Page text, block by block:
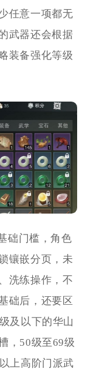
任意一项都无
武器还会根据
装备强化等级
础门槛，角色
镶嵌分页，未
洗练操作，不
础后，还要区
及以下的华山
，50级至69级
上高阶门派武